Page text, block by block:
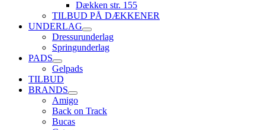
Dækken str. 155
TILBUD PÅ DÆKKENER
UNDERLAG
Dressurunderlag
Springunderlag
PADS
Gelpads
TILBUD
BRANDS
Amigo
Back on Track
Bucas